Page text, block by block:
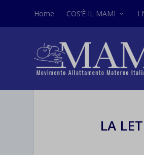
Home COS’È IL MAMI I
LA